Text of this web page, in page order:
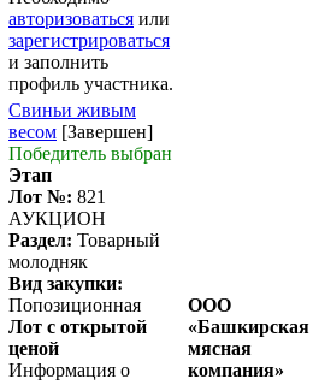
авторизоваться или
зарегистрироваться
и заполнить
профиль участника.
Свиньи живым
весом [Завершен]
Победитель выбран
Этап
Лот №: 821
АУКЦИОН
Раздел: Товарный
молодняк
Вид закупки:
Попозиционная
Лот с открытой
ценой
Информация о
ООО
«Башкирская
мясная
компания»